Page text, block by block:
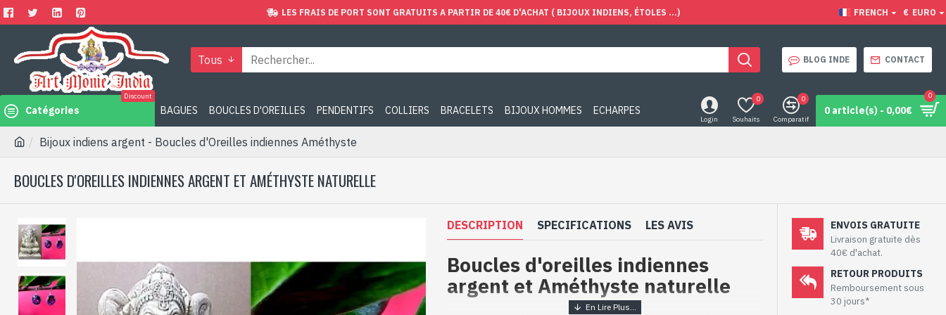
LES FRAIS DE PORT SONT GRATUITS A PARTIR DE 40€ D'ACHAT ( BIJOUX INDIENS, ÉTOLES ...) FRENCH € EURO
Tous BLOG INDE CONTACT
Catégories
Discount
BAGUES BOUCLES D'OREILLES PENDENTIFS COLLIERS BRACELETS BIJOUX HOMMES ECHARPES
Login Souhaits
0
Comparatif
0
0 article(s) - 0,00€
0
Bijoux indiens argent - Boucles d'Oreilles indiennes Améthyste
BOUCLES D'OREILLES INDIENNES ARGENT ET AMÉTHYSTE NATURELLE
DESCRIPTION SPECIFICATIONS LES AVIS
Boucles d'oreilles indiennes
argent et Améthyste naturelle
ENVOIS GRATUITE
Livraison gratuite dès
40€ d'achat.
RETOUR PRODUITS
Remboursement sous
30 jours*